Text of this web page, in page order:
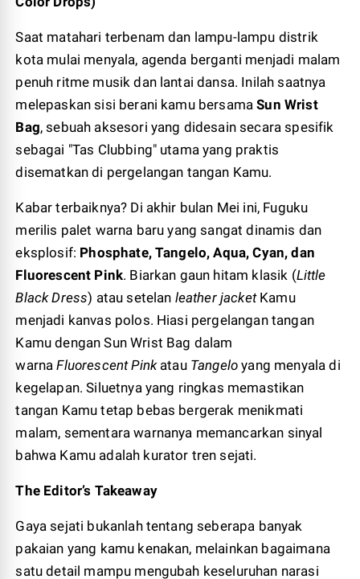
Saat matahari terbenam dan lampu-lampu distrik
kota mulai menyala, agenda berganti menjadi malam
penuh ritme musik dan lantai dansa. Inilah saatnya
melepaskan sisi berani kamu bersamaSun Wrist
Bag, sebuah aksesori yang didesain secara spesifik
sebagai "Tas Clubbing" utama yang praktis
disematkan di pergelangan tangan Kamu.
Kabar terbaiknya? Di akhir bulan Mei ini, Fuguku
merilis palet warna baru yang sangat dinamis dan
eksplosif: Phosphate, Tangelo, Aqua, Cyan, dan
Fluorescent Pink. Biarkan gaun hitam klasik (Little
Black Dress) atau setelan leather jacketKamu
menjadi kanvas polos. Hiasi pergelangan tangan
Kamu dengan Sun Wrist Bag dalam
warnaFluorescent Pinkatau Tangelo yang menyala di
kegelapan. Siluetnya yang ringkas memastikan
tangan Kamu tetap bebas bergerak menikmati
malam, sementara warnanya memancarkan sinyal
bahwa Kamu adalah kurator tren sejati.
The Editor’s Takeaway
Gaya sejati bukanlah tentang seberapa banyak
pakaian yang kamu kenakan, melainkan bagaimana
satu detail mampu mengubah keseluruhan narasi